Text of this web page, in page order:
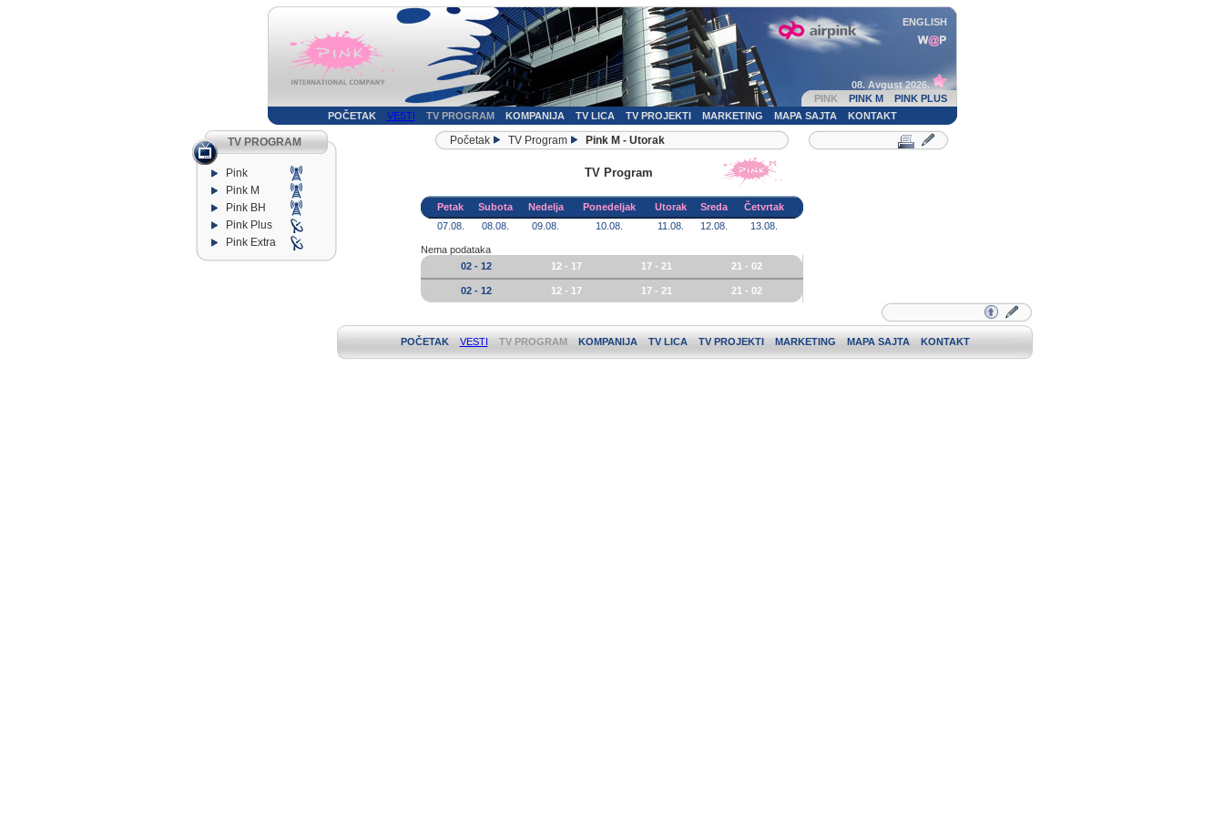
ENGLISH
08. Avgust 2026.
PINK
PINK M
PINK PLUS
POČETAK
VESTI TV PROGRAM KOMPANIJA TV LICA TV PROJEKTI MARKETING MAPA SAJTA KONTAKT
TV PROGRAM
Pink
Pink M
Pink BH
Pink Plus
Pink Extra
Početak TV Program Pink M - Utorak
TV Program
Petak Subota Nedelja Ponedeljak Utorak Sreda
Četvrtak
07.08.
08.08. 09.08. 10.08. 11.08. 12.08. 13.08.
Nema podataka
02 - 12
12 - 17 17 - 21 21 - 02
02 - 12 12 - 17 17 - 21 21 - 02
POČETAK VESTI TV PROGRAM KOMPANIJA TV LICA TV PROJEKTI MARKETING MAPA SAJTA KONTAKT